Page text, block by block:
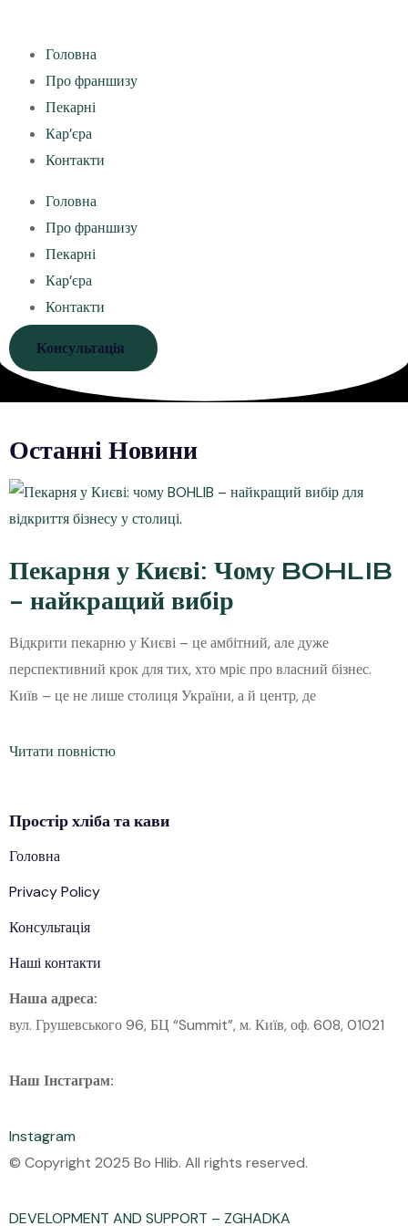
Головна
Про франшизу
Пекарні
Кар’єра
Контакти
Головна
Про франшизу
Пекарні
Кар’єра
Контакти
Консультація
Останні Новини
Пекарня у Києві: Чому BOHLIB
– найкращий вибір
Відкрити пекарню у Києві – це амбітний, але дуже
перспективний крок для тих, хто мріє про власний бізнес.
Київ – це не лише столиця України, а й центр, де
Читати повністю
Простірхлібата кави
Головна
Privacy Policy
Консультація
Наші контакти
Наша адреса:
вул. Грушевського 96, БЦ “Summit”, м. Київ, оф. 608, 01021
Наш Інстаграм:
Instagram
© Copyright 2025 Bo Hlib. All rights reserved.
DEVELOPMENT AND SUPPORT – ZGHADKA